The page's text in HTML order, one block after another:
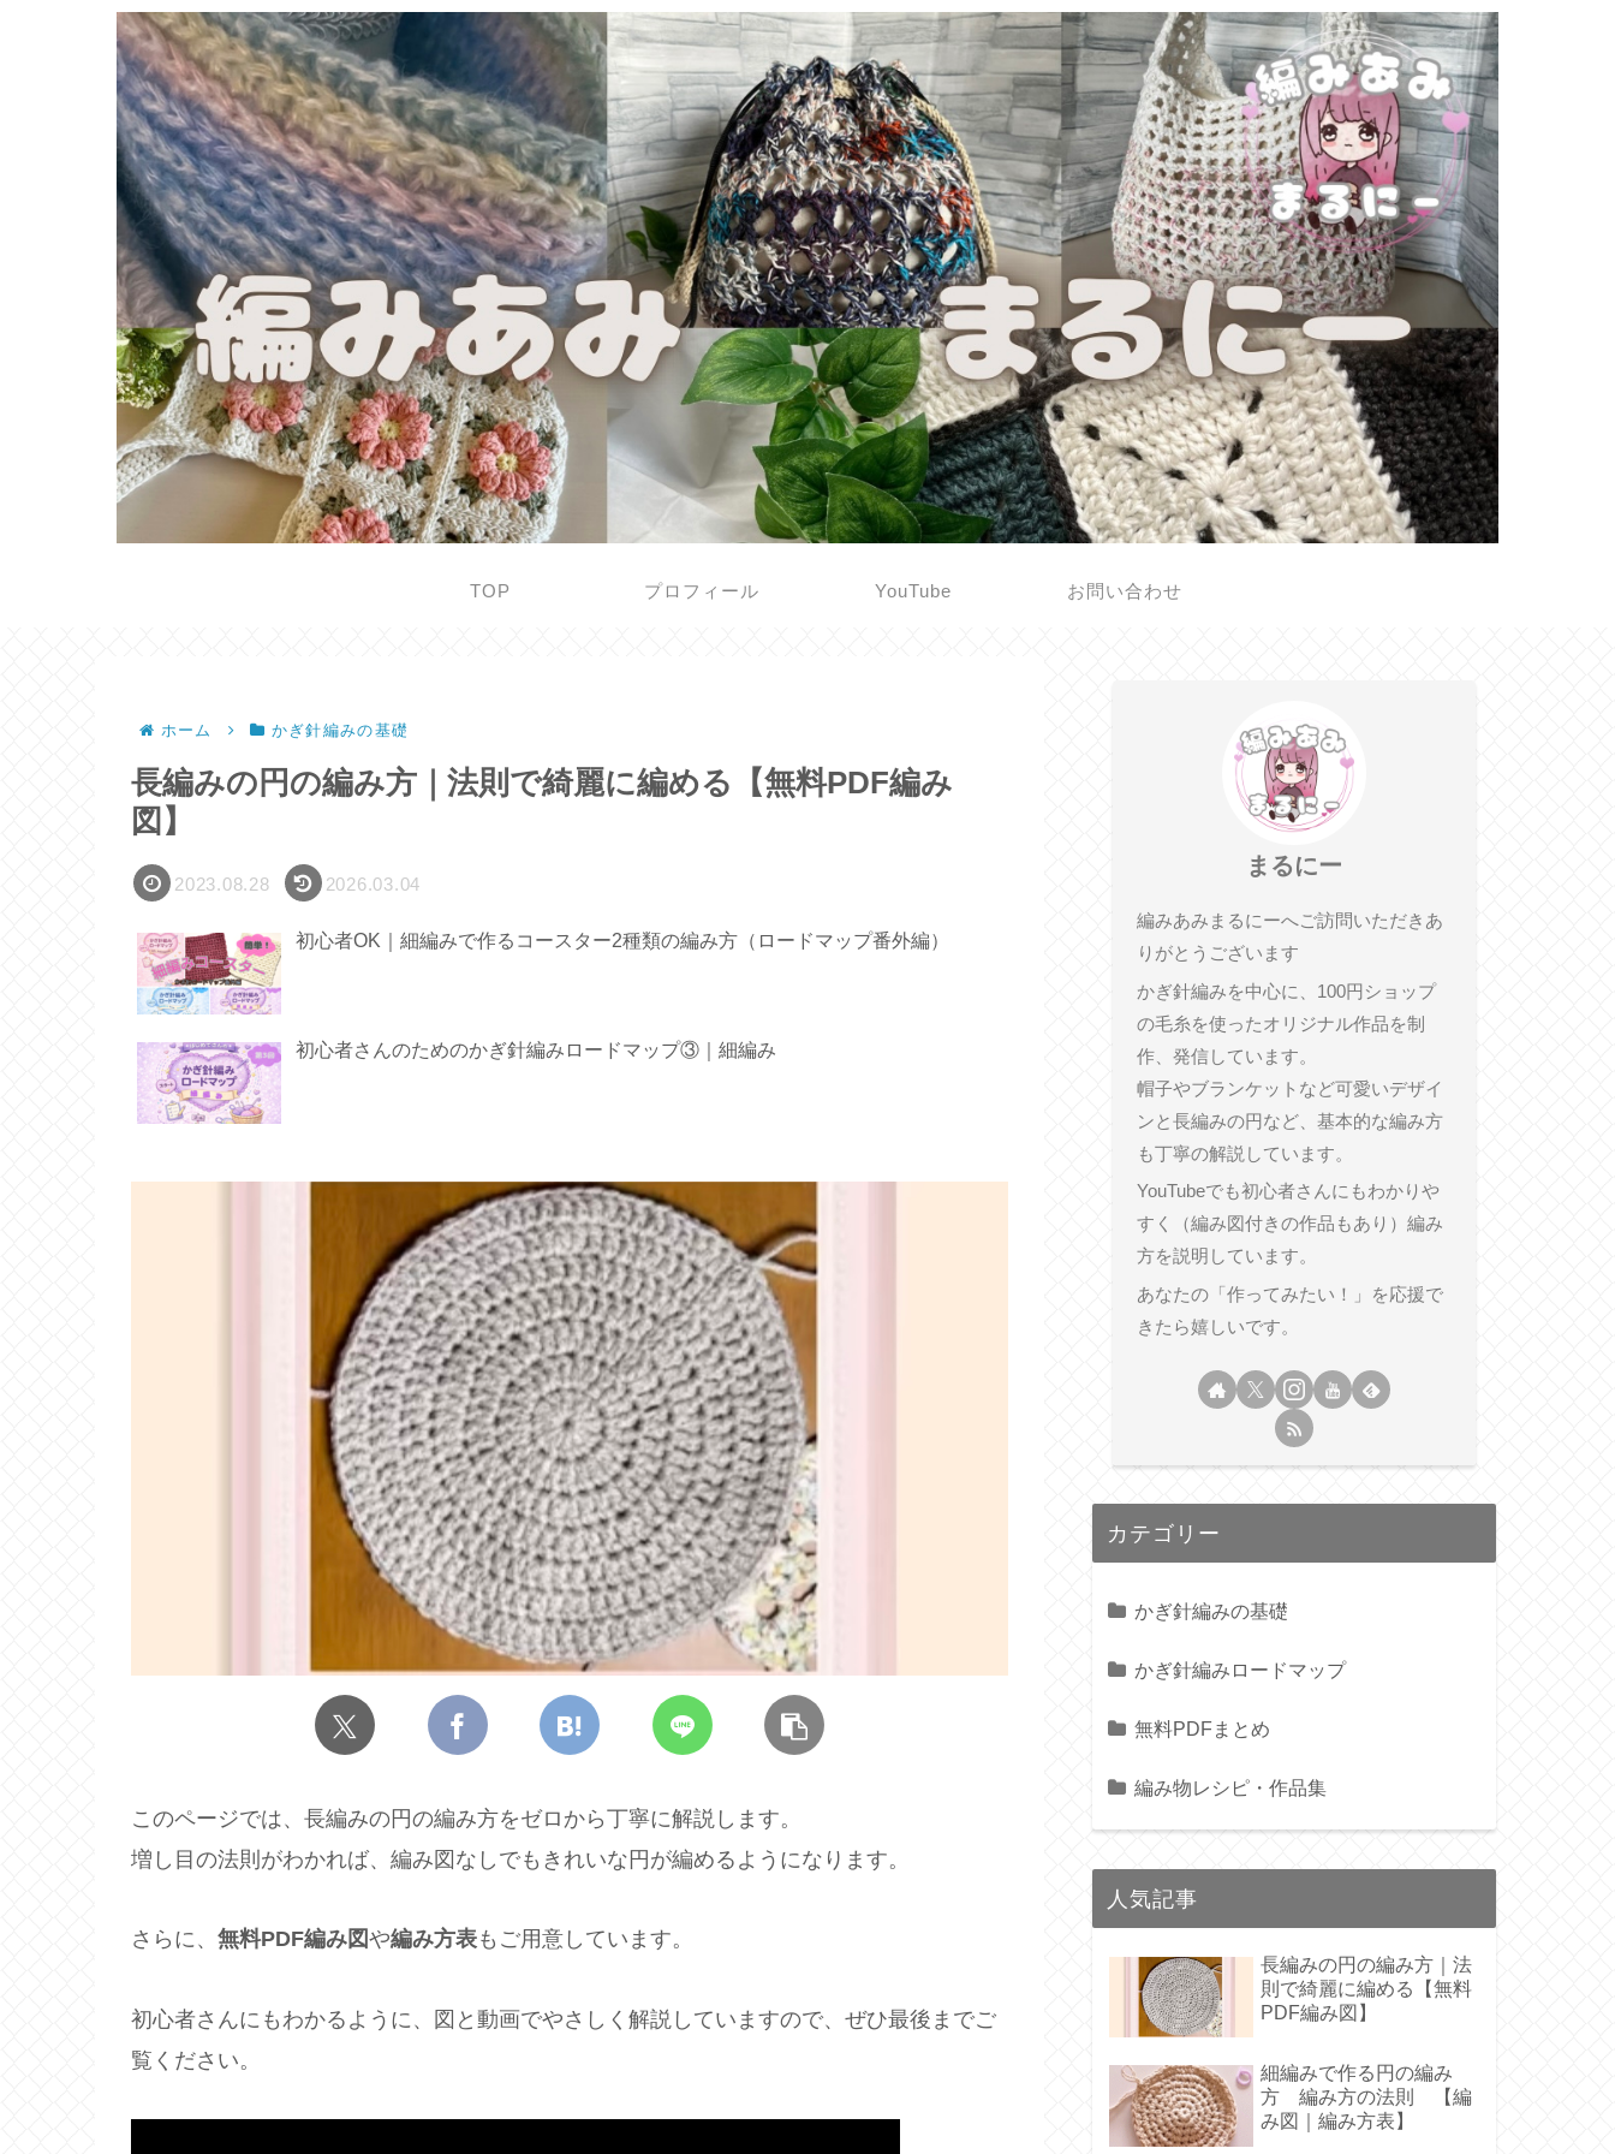
TOP プロフィール YouTube お問い合わせ
ホーム かぎ針編みの基礎
長編みの円の編み方｜法則で綺麗に編める【無料PDF編み
図】
2023.08.28 2026.03.04
初心者OK｜細編みで作るコースター2種類の編み方（ロードマップ番外編）
初心者さんのためのかぎ針編みロードマップ③｜細編み
このページでは、長編みの円の編み方をゼロから丁寧に解説します。
増し目の法則がわかれば、編み図なしでもきれいな円が編めるようになります。
さらに、 無料PDF編み図や編み方表もご用意しています。
初心者さんにもわかるように、図と動画でやさしく解説していますので、ぜひ最後までご
覧ください。
まるにー
編みあみまるにーへご訪問いただきあ
りがとうございます
かぎ針編みを中心に、100円ショップ
の毛糸を使ったオリジナル作品を制
作、発信しています。
帽子やブランケットなど可愛いデザイ
ンと長編みの円など、基本的な編み方
も丁寧の解説しています。
YouTubeでも初心者さんにもわかりや
すく（編み図付きの作品もあり）編み
方を説明しています。
あなたの「作ってみたい！」を応援で
きたら嬉しいです。
カテゴリー
かぎ針編みの基礎
かぎ針編みロードマップ
無料PDFまとめ
編み物レシピ・作品集
人気記事
長編みの円の編み方｜法
則で綺麗に編める【無料
PDF編み図】
細編みで作る円の編み
方 編み方の法則 【編
み図｜編み方表】